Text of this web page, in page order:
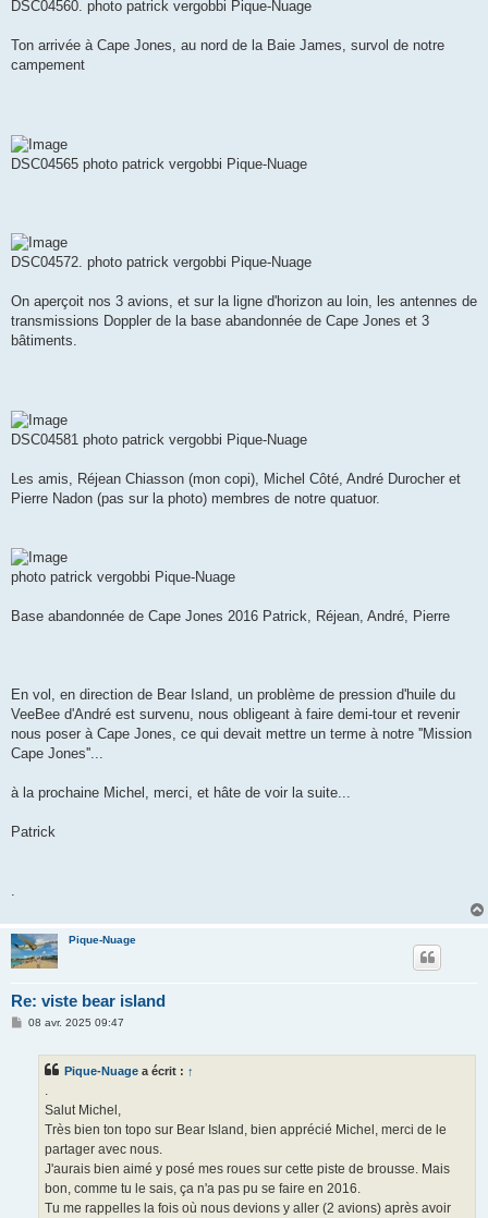
DSC04560. photo patrick vergobbi Pique-Nuage
Ton arrivée à Cape Jones, au nord de la Baie James, survol de notre
campement
DSC04565 photo patrick vergobbi Pique-Nuage
DSC04572. photo patrick vergobbi Pique-Nuage
On aperçoit nos 3 avions, et sur la ligne d'horizon au loin, les antennes de
transmissions Doppler de la base abandonnée de Cape Jones et 3
bâtiments.
DSC04581 photo patrick vergobbi Pique-Nuage
Les amis, Réjean Chiasson (mon copi), Michel Côté, André Durocher et
Pierre Nadon (pas sur la photo) membres de notre quatuor.
photo patrick vergobbi Pique-Nuage
Base abandonnée de Cape Jones 2016 Patrick, Réjean, André, Pierre
En vol, en direction de Bear Island, un problème de pression d'huile du
VeeBee d'André est survenu, nous obligeant à faire demi-tour et revenir
nous poser à Cape Jones, ce qui devait mettre un terme à notre ''Mission
Cape Jones''...
à la prochaine Michel, merci, et hâte de voir la suite...
Patrick
.
Pique-Nuage
Re: viste bear island
M08 avr. 2025 09:47
Pique-Nuage a écrit : ↑
.
Salut Michel,
Très bien ton topo sur Bear Island, bien apprécié Michel, merci de le
partager avec nous.
J'aurais bien aimé y posé mes roues sur cette piste de brousse. Mais
bon, comme tu le sais, ça n'a pas pu se faire en 2016.
Tu me rappelles la fois où nous devions y aller (2 avions) après avoir